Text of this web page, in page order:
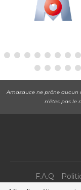
Amasauce ne prône aucun
n'êtes pas le
F.A.Q